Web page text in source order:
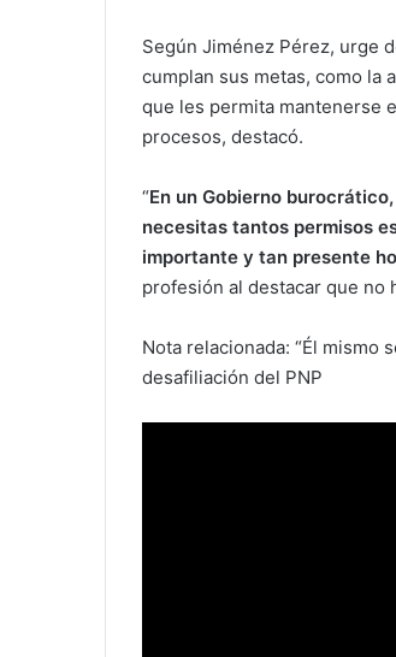
Según Jiménez Pérez, urge
cumplan sus metas, como la
que les permita mantenerse
procesos, destacó.
“En un Gobierno
necesitas tantos permisos
importante y tan presente
profesión al destacar que no
Nota relacionada: “Él mismo
desafiliación del PNP